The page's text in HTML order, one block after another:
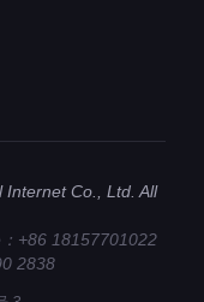
Co., Ltd. All
+86 18157701022
2838